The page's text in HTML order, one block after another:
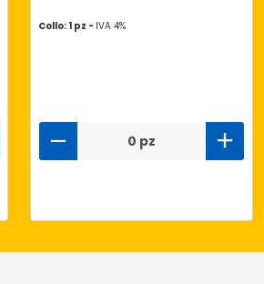
Collo: 1 pz - IVA 4%
0 pz